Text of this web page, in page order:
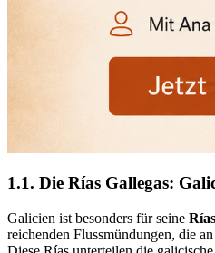
1.1. Die Rías Gallegas:
Galicien ist besonders für seine Rías
reichenden Flussmündungen, die